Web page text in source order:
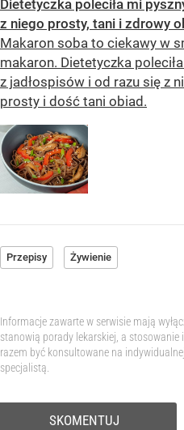
Dietetyczka poleciła mi
z niego prosty, tani i zdrowy
Makaron soba to ciekawy w
makaron. Dietetyczka
z jadłospisów i od razu się z
prosty i dość tani obiad.
Przepisy Żywienie
Informacje zawarte w serwisie mają
stanowią porady lekarskiej, a
razem być konsultowane na
specjalistą.
SKOMENTUJ